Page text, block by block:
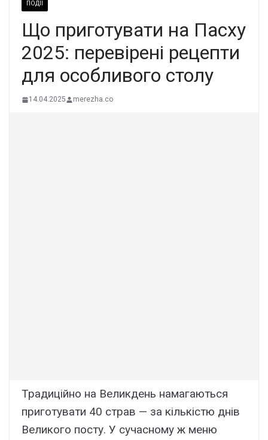
ПОДІЇ
Що приготувати на Пасху
2025: перевірені рецепти
для особливого столу
14.04.2025 merezha.co
Традиційно на Великдень намагаються
приготувати 40 страв — за кількістю днів
Великого посту. У сучасному ж меню